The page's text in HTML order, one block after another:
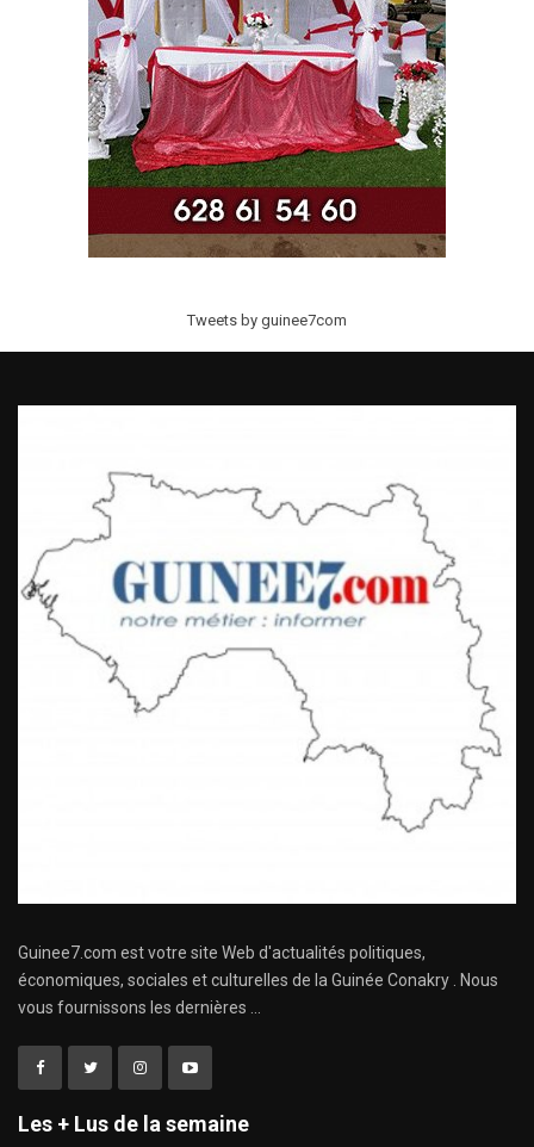
Tweets by guinee7com
Guinee7.com est votre site Web d'actualités politiques,
économiques, sociales et culturelles de la Guinée Conakry . Nous
vous fournissons les dernières ...
Les + Lus de la semaine